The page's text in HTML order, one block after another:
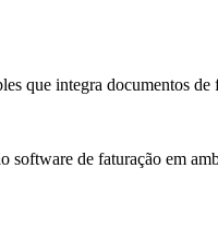
que integra documentos
software de faturação em